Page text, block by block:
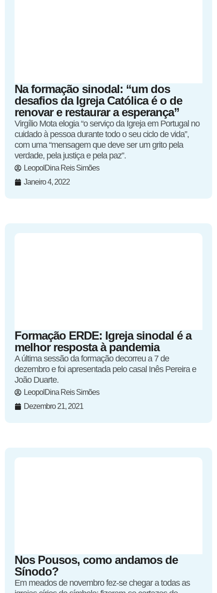
Na formação sinodal: “um dos
desafios da Igreja Católica é o de
renovar e restaurar a esperança”
Virgílio Mota elogia “o serviço da Igreja em Portugal no
cuidado à pessoa durante todo o seu ciclo de vida”,
com uma “mensagem que deve ser um grito pela
verdade, pela justiça e pela paz”.
LeopolDina Reis Simões
Janeiro 4, 2022
Formação ERDE: Igreja sinodal é a
melhor resposta à pandemia
A última sessão da formação decorreu a 7 de
dezembro e foi apresentada pelo casal Inês Pereira e
João Duarte.
LeopolDina Reis Simões
Dezembro 21, 2021
Nos Pousos, como andamos de
Sínodo?
Em meados de novembro fez-se chegar a todas as